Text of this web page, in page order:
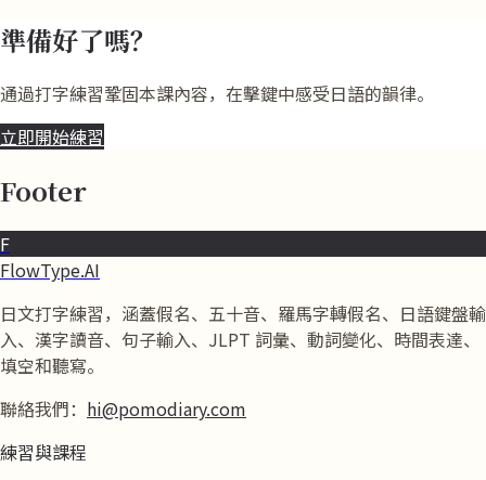
準備好了嗎？
通過打字練習鞏固本課內容，在擊鍵中感受日語的韻律。
立即開始練習
Footer
F
FlowType.AI
日文打字練習，涵蓋假名、五十音、羅馬字轉假名、日語鍵盤輸
入、漢字讀音、句子輸入、JLPT 詞彙、動詞變化、時間表達、
填空和聽寫。
聯絡我們： hi@pomodiary.com
練習與課程